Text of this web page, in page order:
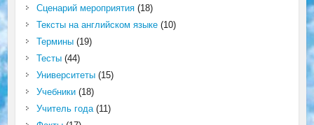
Сценарий мероприятия(18)
Тексты на английском языке(10)
Термины(19)
Тесты(44)
Университеты(15)
Учебники(18)
Учитель года(11)